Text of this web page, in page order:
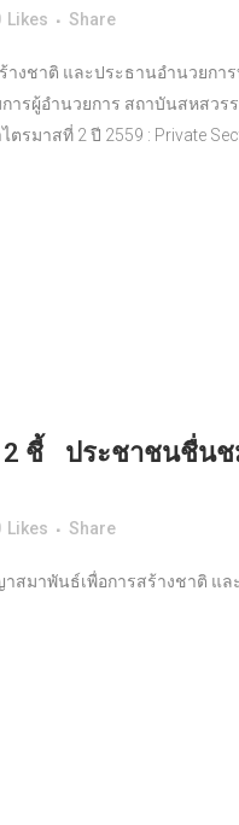
Likes Share
งชาติ และประธานอำนวยก
รผู้อำนวยการ สถาบันสหสว
มาสที่ 2 ปี 2559 : Private
ชี้ ประชาชนชื่น
Likes Share
สมาพันธ์เพื่อการสร้างชาติ